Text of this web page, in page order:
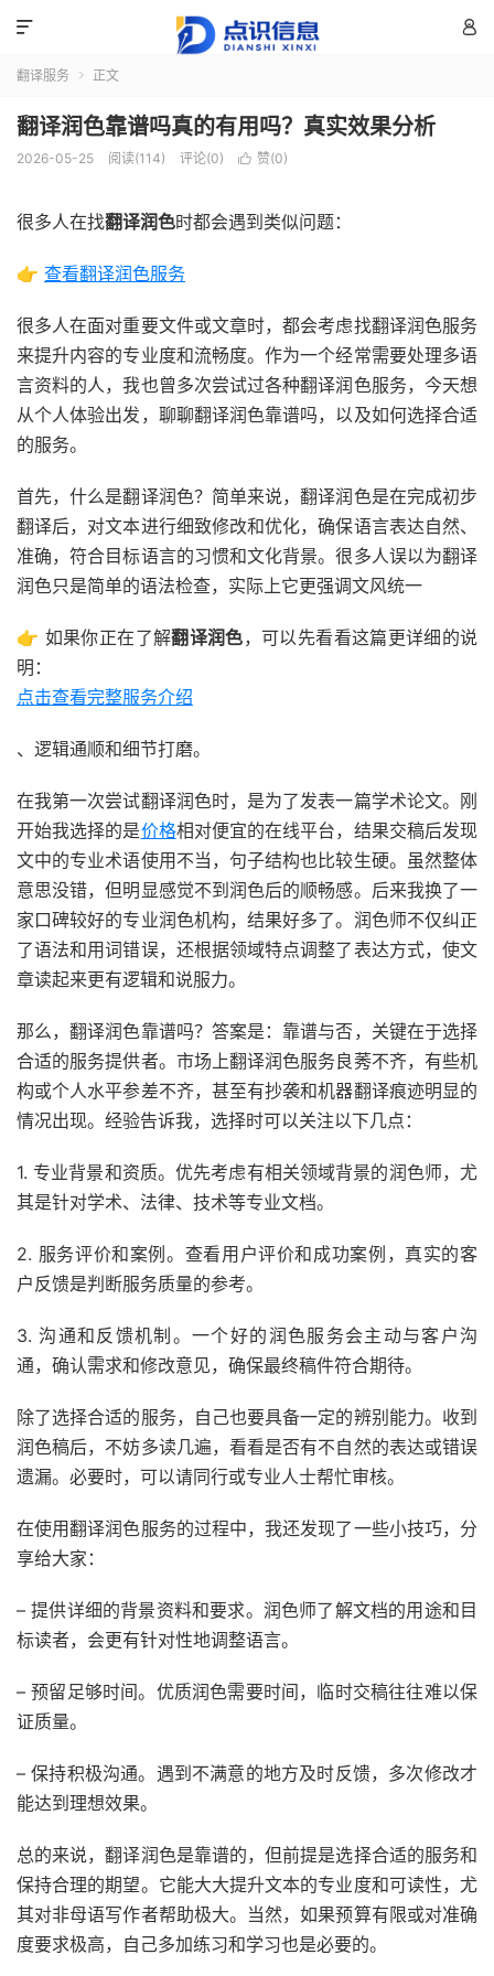


翻译服务  正文
翻译润色靠谱吗真的有用吗？真实效果分析
2026-05-25 阅读(114) 评论(0)  赞(0)
很多人在找翻译润色时都会遇到类似问题：
👉 查看翻译润色服务
很多人在面对重要文件或文章时，都会考虑找翻译润色服务
来提升内容的专业度和流畅度。作为一个经常需要处理多语
言资料的人，我也曾多次尝试过各种翻译润色服务，今天想
从个人体验出发，聊聊翻译润色靠谱吗，以及如何选择合适
的服务。
首先，什么是翻译润色？简单来说，翻译润色是在完成初步
翻译后，对文本进行细致修改和优化，确保语言表达自然、
准确，符合目标语言的习惯和文化背景。很多人误以为翻译
润色只是简单的语法检查，实际上它更强调文风统一
👉 如果你正在了解翻译润色，可以先看看这篇更详细的说
明：
点击查看完整服务介绍
、逻辑通顺和细节打磨。
在我第一次尝试翻译润色时，是为了发表一篇学术论文。刚
开始我选择的是价格相对便宜的在线平台，结果交稿后发现
文中的专业术语使用不当，句子结构也比较生硬。虽然整体
意思没错，但明显感觉不到润色后的顺畅感。后来我换了一
家口碑较好的专业润色机构，结果好多了。润色师不仅纠正
了语法和用词错误，还根据领域特点调整了表达方式，使文
章读起来更有逻辑和说服力。
那么，翻译润色靠谱吗？答案是：靠谱与否，关键在于选择
合适的服务提供者。市场上翻译润色服务良莠不齐，有些机
构或个人水平参差不齐，甚至有抄袭和机器翻译痕迹明显的
情况出现。经验告诉我，选择时可以关注以下几点：
1. 专业背景和资质。优先考虑有相关领域背景的润色师，尤
其是针对学术、法律、技术等专业文档。
2. 服务评价和案例。查看用户评价和成功案例，真实的客
户反馈是判断服务质量的参考。
3. 沟通和反馈机制。一个好的润色服务会主动与客户沟
通，确认需求和修改意见，确保最终稿件符合期待。
除了选择合适的服务，自己也要具备一定的辨别能力。收到
润色稿后，不妨多读几遍，看看是否有不自然的表达或错误
遗漏。必要时，可以请同行或专业人士帮忙审核。
在使用翻译润色服务的过程中，我还发现了一些小技巧，分
享给大家：
– 提供详细的背景资料和要求。润色师了解文档的用途和目
标读者，会更有针对性地调整语言。
– 预留足够时间。优质润色需要时间，临时交稿往往难以保
证质量。
– 保持积极沟通。遇到不满意的地方及时反馈，多次修改才
能达到理想效果。
总的来说，翻译润色是靠谱的，但前提是选择合适的服务和
保持合理的期望。它能大大提升文本的专业度和可读性，尤
其对非母语写作者帮助极大。当然，如果预算有限或对准确
度要求极高，自己多加练习和学习也是必要的。